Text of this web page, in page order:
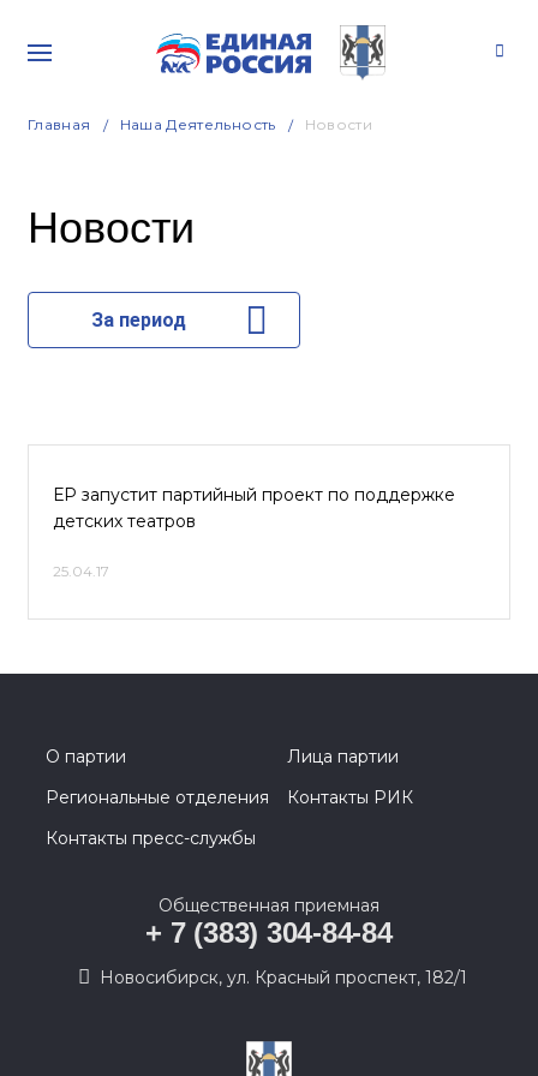
Главная Наша Деятельность Новости
Новости
За период
ЕР запустит партийный проект по поддержке
детских театров
25.04.17
О партии
Лица партии
Региональные отделения
Контакты РИК
Контакты пресс-службы
Общественная приемная
+ 7 (383) 304-84-84
Новосибирск, ул. Красный проспект, 182/1